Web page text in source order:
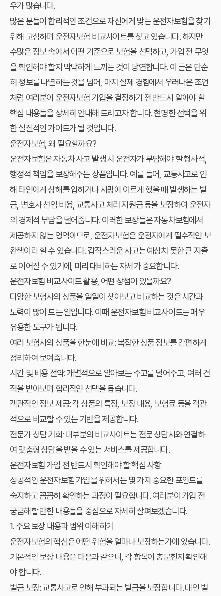
우가 많습니다.
많은 분들이 합리적인 조건으로 자신에게 맞는 운전자보험을 찾기
위해 고심하며 운전자보험 비교사이트를 찾고 있습니다. 하지만
수많은 정보 속에서 어떤 기준으로 보험을 선택하고, 가입 전 무엇
을 확인해야 할지 막막하게 느끼는 것이 당연합니다. 이 글은 단순
히 정보를 나열하는 것을 넘어, 마치 실제 경험에서 우러나온 조언
처럼 여러분이 운전자보험 가입을 결정하기 전 반드시 알아야 할
핵심 내용들을 상세히 안내해 드리고자 합니다. 현명한 선택을 위
한 실질적인 가이드가 될 것입니다.
운전자보험, 왜 필요할까요?
운전자보험은 자동차 사고 발생 시 운전자가 부담해야 할 형사적,
행정적 책임을 보장해주는 상품입니다. 예를 들어, 교통사고로 인
해 타인에게 상해를 입히거나 사망에 이르게 했을 때 발생하는 벌
금, 변호사 선임 비용, 교통사고 처리 지원금 등을 보장하여 운전자
의 경제적 부담을 덜어줍니다. 이러한 보장들은 자동차보험에서
제공하지 않는 영역이므로, 운전자보험은 운전자에게 필수적인 보
완책이라 할 수 있습니다. 갑작스러운 사고는 예상치 못한 큰 지출
로 이어질 수 있기에, 미리 대비하는 자세가 중요합니다.
운전자보험 비교사이트 활용, 어떤 장점이 있을까요?
다양한 보험사의 상품을 일일이 찾아보고 비교하는 것은 시간과
노력이 많이 드는 일입니다. 이때 운전자보험 비교사이트는 매우
유용한 도구가 됩니다.
여러 보험사의 상품을 한눈에 비교: 복잡한 상품 정보를 간편하게
정리하여 보여줍니다.
시간 및 비용 절약: 개별적으로 알아보는 수고를 덜어주고, 여러 견
적을 받아보며 합리적인 선택을 돕습니다.
객관적인 정보 제공: 각 상품의 특징, 보장 내용, 보험료 등을 객관
적으로 비교할 수 있는 기반을 제공합니다.
전문가 상담 기회: 대부분의 비교사이트는 전문 상담사와 연결하
여 맞춤형 상담을 받을 수 있는 서비스를 제공합니다.
운전자보험 가입 전 반드시 확인해야 할 핵심 사항
성공적인 운전자보험 가입을 위해서는 몇 가지 중요한 포인트를
숙지하고 꼼꼼히 확인하는 과정이 필요합니다. 여러분이가입 전
궁금해할 만한 내용들을 중심으로 자세히 살펴보겠습니다.
1. 주요 보장 내용과 범위 이해하기
운전자보험의 핵심은 어떤 위험을 얼마나 보장하는가에 있습니다.
기본적인 보장 내용은 다음과 같으니, 각 항목이 충분한지 확인해
야 합니다.
벌금 보장:교통사고로 인해 부과되는 벌금을 보장합니다. 대인 벌